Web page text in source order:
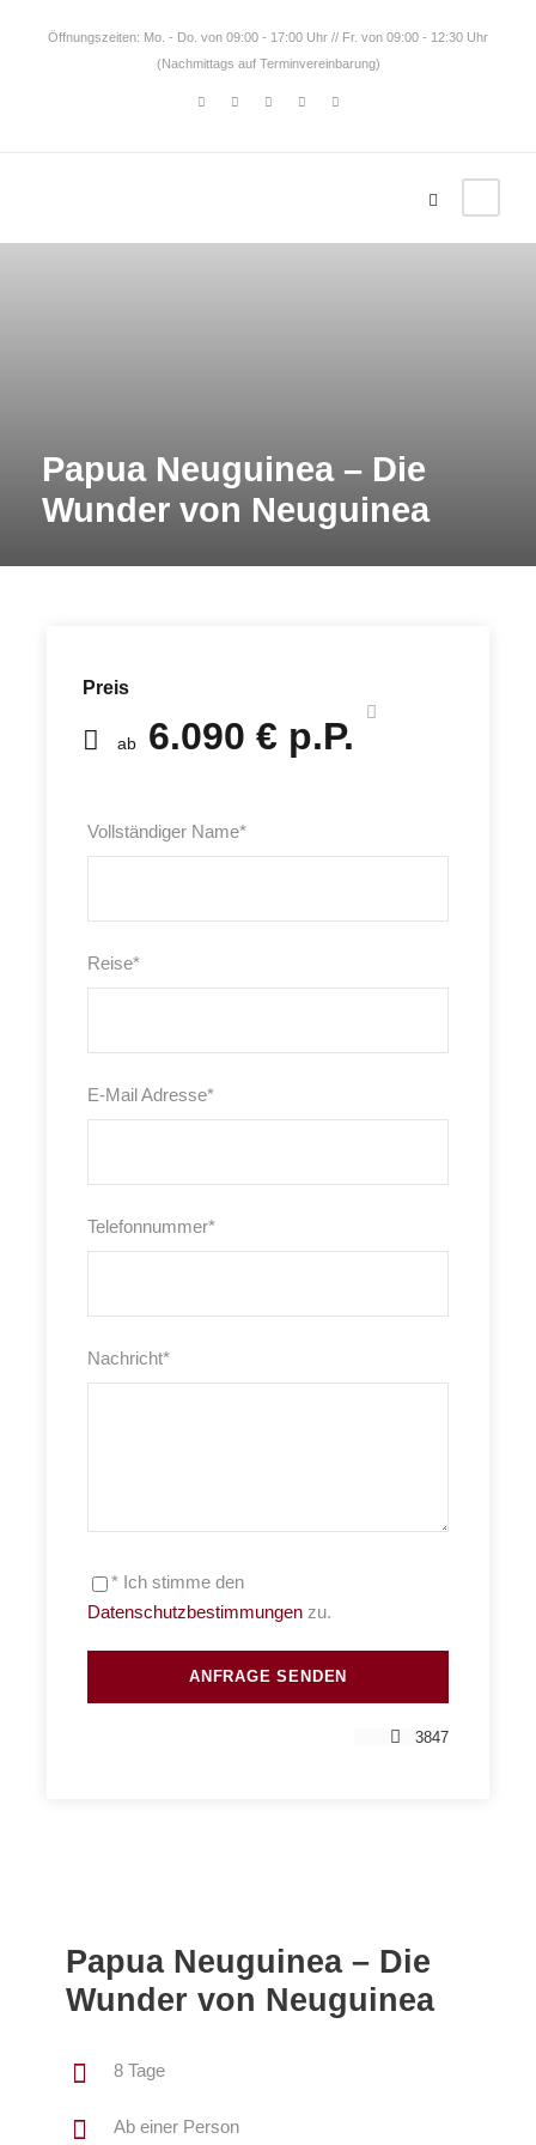
Öffnungszeiten: Mo. - Do. von 09:00 - 17:00 Uhr // Fr. von 09:00 - 12:30 Uhr
(Nachmittags auf Terminvereinbarung)
Papua Neuguinea – Die
Wunder von Neuguinea
Preis
ab 6.090 € p.P.
Vollständiger Name*
Reise*
E-Mail Adresse*
Telefonnummer*
Nachricht*
* Ich stimme den
Datenschutzbestimmungen zu.
3847
Papua Neuguinea – Die
Wunder von Neuguinea
8 Tage
Ab einer Person